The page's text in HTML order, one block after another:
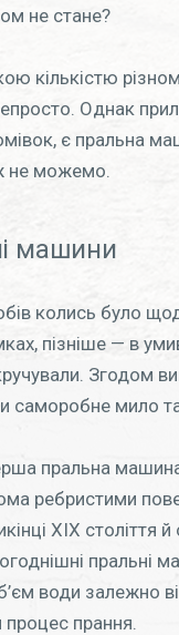
не стане?
Однак
є пральна
не можемо.
машини
колись було
пізніше — в
Згодом
саморобне мило
пральна
ребристими
XIX століття
пральні
води залежно
процес прання.